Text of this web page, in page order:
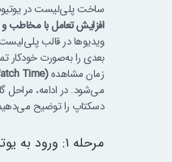
ساخت پلی‌لیست در
افزایش تعامل با مخاطب و
ویدیوها در قالب
بعدی را به‌صورت خودکار
زمان مشاهده(Watch Time)
می‌شود. در ادامه،
دسکتاپ را توضیح
مرحله ۱: ورود به یوتیوب استودیو